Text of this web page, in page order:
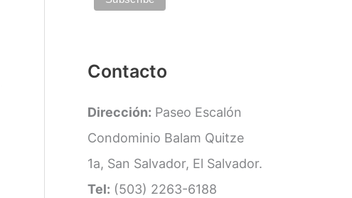
Contacto
Dirección: Paseo Escalón
Condominio Balam Quitze
1a, San Salvador, El Salvador.
Tel: (503) 2263-6188